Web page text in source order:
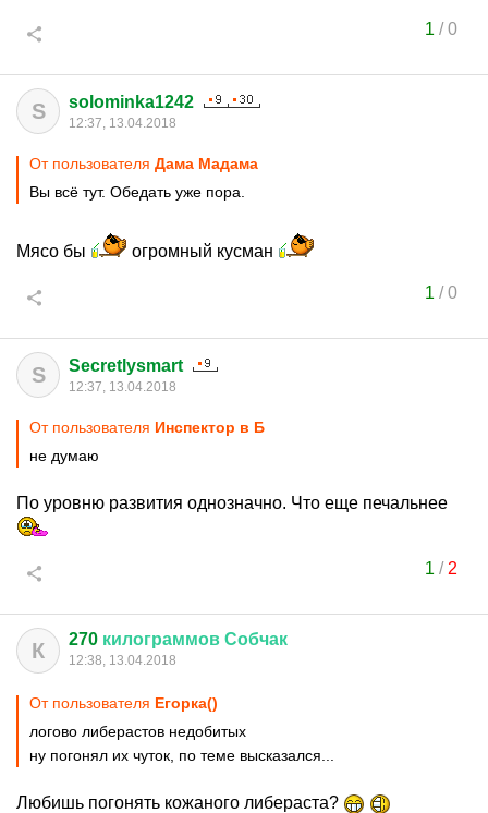
1 /0
S solominka1242
12:37, 13.04.2018
От пользователя Дама Мадама
Вы всё тут. Обедать уже пора.
Мясо бы огромный кусман
1 /0
S Secretlysmart
12:37, 13.04.2018
От пользователя Инспектор в Б
не думаю
По уровню развития однозначно. Что еще печальнее
1 / 2
К 270 килограммов Собчак
12:38, 13.04.2018
От пользователя Егорка()
логово либерастов недобитых
ну погонял их чуток, по теме высказался...
Любишь погонять кожаного либераста?